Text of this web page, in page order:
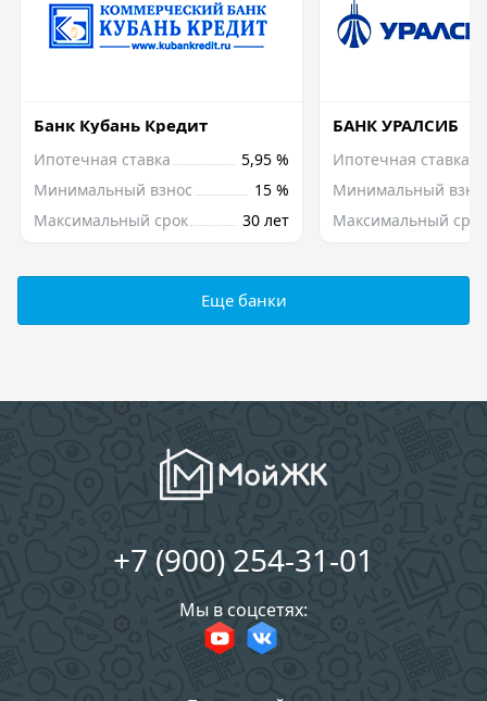
Банк Кубань Кредит
Ипотечная ставка
5,95 %
Минимальный взнос
15 %
Максимальный срок
30 лет
БАНК УРАЛСИБ
Ипотечная ставка
Минимальный
Максимальный срок
Еще банки
+7 (900) 254-31-01
Мы в соцсетях: